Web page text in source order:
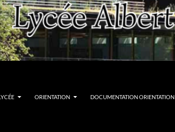
ORIENTATION DOCUMENTATION ORIENTATION